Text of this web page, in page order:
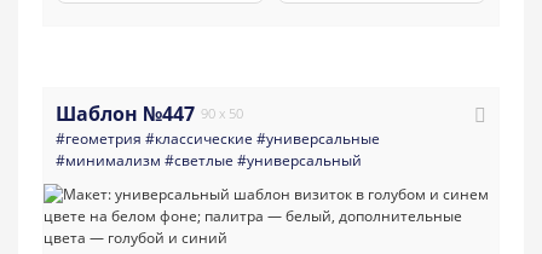
Шаблон №447 90 x 50
#геометрия #классические #универсальные
#минимализм #светлые #универсальный